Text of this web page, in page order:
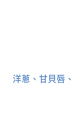
洋蔥、甘貝唇